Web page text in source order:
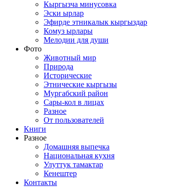
Кыргызча минусовка
Эски ырлар
Эфирде этникалык кыргыздар
Комуз ырлары
Мелодии для души
Фото
Животный мир
Природа
Исторические
Этнические кыргызы
Мургабский район
Сары-кол в лицах
Разное
От пользователей
Книги
Разное
Домашняя выпечка
Национальная кухня
Улуттук тамактар
Кенештер
Контакты